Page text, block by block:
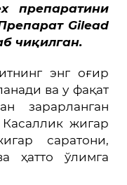
препаратини
Gilead
чиқилган.
энг оғир
ва у фақат
зарарланган
жигар
саратони,
ҳатто ўлимга